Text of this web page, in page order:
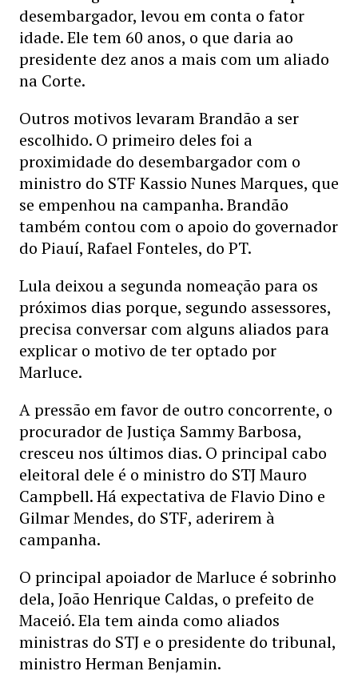
desembargador, levou em conta o fator
idade. Ele tem 60 anos, o que daria ao
presidente dez anos a mais com um aliado
na Corte.
Outros motivos levaram Brandão a ser
escolhido. O primeiro deles foi a
proximidade do desembargador com o
ministro do STF Kassio Nunes Marques, que
se empenhou na campanha. Brandão
também contou com o apoio do governador
do Piauí, Rafael Fonteles, do PT.
Lula deixou a segunda nomeação para os
próximos dias porque, segundo assessores,
precisa conversar com alguns aliados para
explicar o motivo de ter optado por
Marluce.
A pressão em favor de outro concorrente, o
procurador de Justiça Sammy Barbosa,
cresceu nos últimos dias. O principal cabo
eleitoral dele é o ministro do STJ Mauro
Campbell. Há expectativa de Flavio Dino e
Gilmar Mendes, do STF, aderirem à
campanha.
O principal apoiador de Marluce é sobrinho
dela, João Henrique Caldas, o prefeito de
Maceió. Ela tem ainda como aliados
ministras do STJ e o presidente do tribunal,
ministro Herman Benjamin.